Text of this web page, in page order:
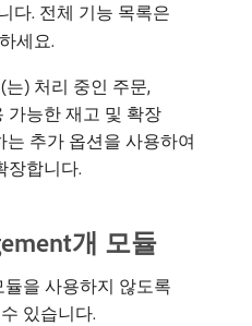
다. 전체 기능 목록은
세요.
는) 처리 중인 주문,
가능한 재고 및 확장
는 추가 옵션을 사용하여
장합니다.
개 모듈
듈을 사용하지 않도록
있습니다.